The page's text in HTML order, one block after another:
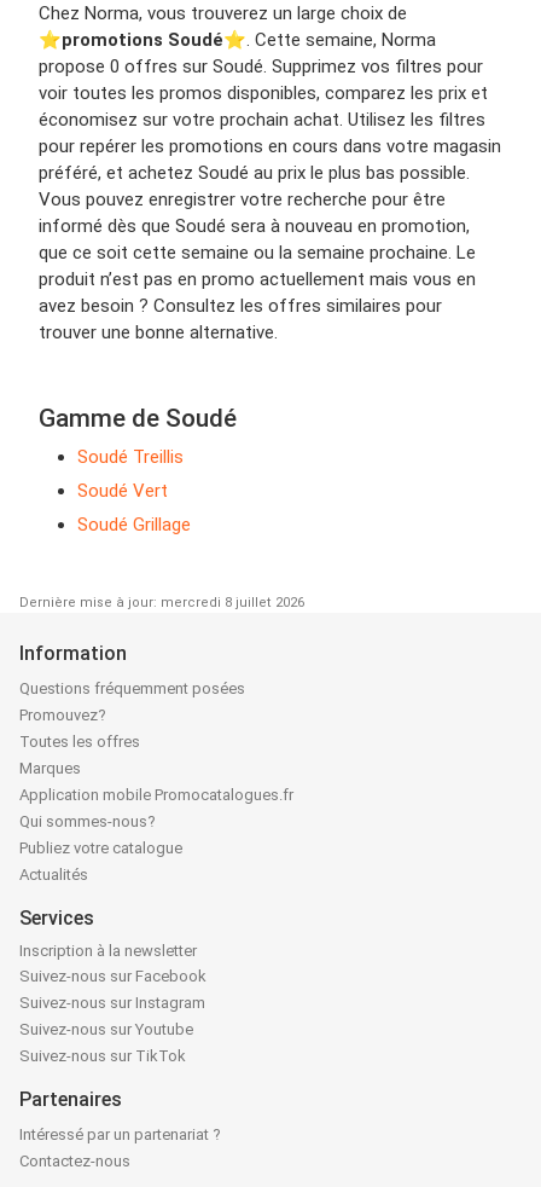
Chez Norma, vous trouverez un large choix de
⭐️promotions Soudé⭐️. Cette semaine, Norma
propose 0 offres sur Soudé. Supprimez vos filtres pour
voir toutes les promos disponibles, comparez les prix et
économisez sur votre prochain achat. Utilisez les filtres
pour repérer les promotions en cours dans votre magasin
préféré, et achetez Soudé au prix le plus bas possible.
Vous pouvez enregistrer votre recherche pour être
informé dès que Soudé sera à nouveau en promotion,
que ce soit cette semaine ou la semaine prochaine. Le
produit n’est pas en promo actuellement mais vous en
avez besoin ? Consultez les offres similaires pour
trouver une bonne alternative.
Gamme de Soudé
Soudé Treillis
Soudé Vert
Soudé Grillage
Dernière mise à jour: mercredi 8 juillet 2026
Information
Questions fréquemment posées
Promouvez?
Toutes les offres
Marques
Application mobile Promocatalogues.fr
Qui sommes-nous?
Publiez votre catalogue
Actualités
Services
Inscription à la newsletter
Suivez-nous sur Facebook
Suivez-nous sur Instagram
Suivez-nous sur Youtube
Suivez-nous sur TikTok
Partenaires
Intéressé par un partenariat ?
Contactez-nous